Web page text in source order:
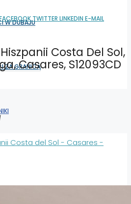
W DUBAJU
ZA GRANICĄ
TWITTER LINKEDIN E-MAIL
Costa Del Sol,
Casares, S12093CD